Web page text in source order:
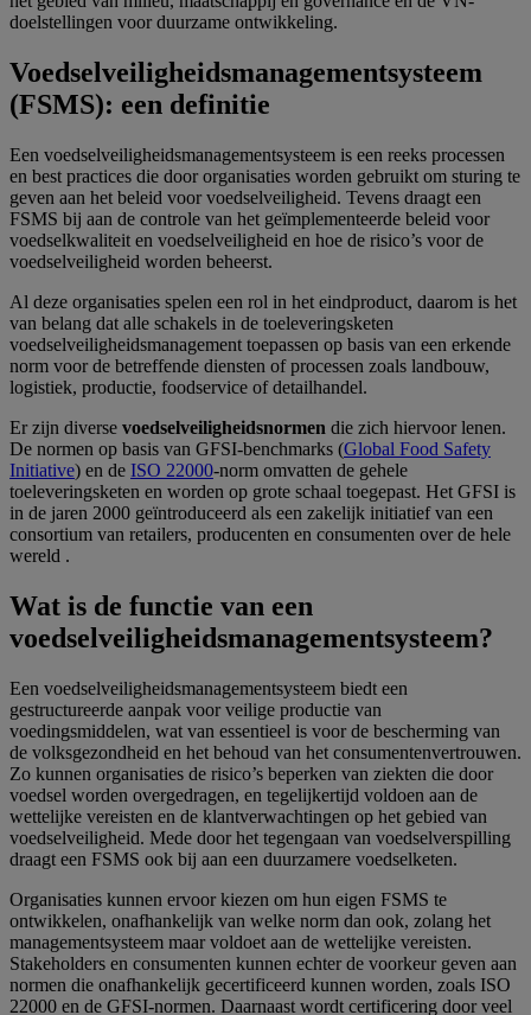
doelstellingen voor duurzame ontwikkeling.
Voedselveiligheidsmanagementsysteem
(FSMS): een definitie
Een voedselveiligheidsmanagementsysteem is een reeks processen
en best practices die door organisaties worden gebruikt om sturing te
geven aan het beleid voor voedselveiligheid. Tevens draagt een
FSMS bij aan de controle van het geïmplementeerde beleid voor
voedselkwaliteit en voedselveiligheid en hoe de risico’s voor de
voedselveiligheid worden beheerst.
Al deze organisaties spelen een rol in het eindproduct, daarom is het
van belang dat alle schakels in de toeleveringsketen
voedselveiligheidsmanagement toepassen op basis van een erkende
norm voor de betreffende diensten of processen zoals landbouw,
logistiek, productie, foodservice of detailhandel.
Er zijn diverse voedselveiligheidsnormen die zich hiervoor lenen.
De normen op basis van GFSI-benchmarks (Global Food Safety
Initiative) en de ISO 22000-norm omvatten de gehele
toeleveringsketen en worden op grote schaal toegepast. Het GFSI is
in de jaren 2000 geïntroduceerd als een zakelijk initiatief van een
consortium van retailers, producenten en consumenten over de hele
wereld .
Wat is de functie van een
voedselveiligheidsmanagementsysteem?
Een voedselveiligheidsmanagementsysteem biedt een
gestructureerde aanpak voor veilige productie van
voedingsmiddelen, wat van essentieel is voor de bescherming van
de volksgezondheid en het behoud van het consumentenvertrouwen.
Zo kunnen organisaties de risico’s beperken van ziekten die door
voedsel worden overgedragen, en tegelijkertijd voldoen aan de
wettelijke vereisten en de klantverwachtingen op het gebied van
voedselveiligheid. Mede door het tegengaan van voedselverspilling
draagt een FSMS ook bij aan een duurzamere voedselketen.
Organisaties kunnen ervoor kiezen om hun eigen FSMS te
ontwikkelen, onafhankelijk van welke norm dan ook, zolang het
managementsysteem maar voldoet aan de wettelijke vereisten.
Stakeholders en consumenten kunnen echter de voorkeur geven aan
normen die onafhankelijk gecertificeerd kunnen worden, zoals ISO
22000 en de GFSI-normen. Daarnaast wordt certificering door veel